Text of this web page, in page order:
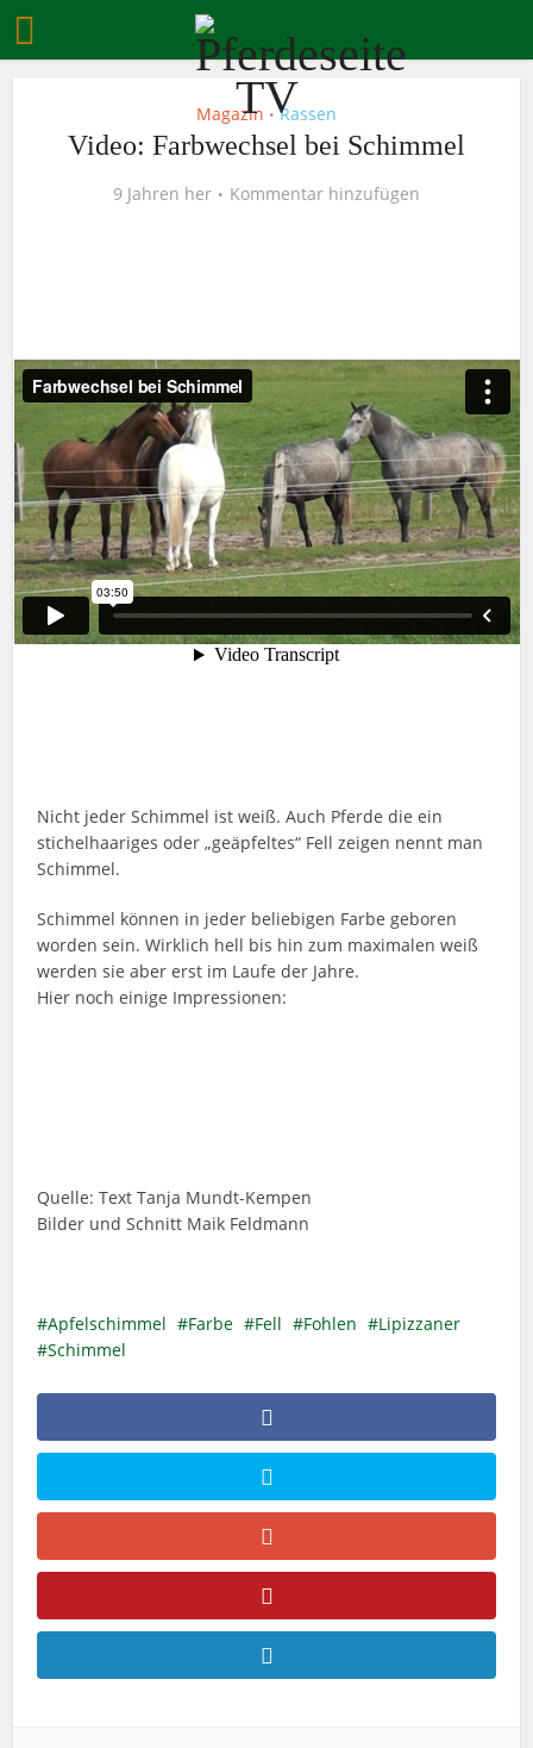
Magazin • Rassen
Video: Farbwechsel bei Schimmel
9 Jahren her Kommentar hinzufügen
Nicht jeder Schimmel ist weiß. Auch Pferde die ein
stichelhaariges oder „geäpfeltes“ Fell zeigen nennt man
Schimmel.
Schimmel können in jeder beliebigen Farbe geboren
worden sein. Wirklich hell bis hin zum maximalen weiß
werden sie aber erst im Laufe der Jahre.
Hier noch einige Impressionen:
Quelle: Text Tanja Mundt-Kempen
Bilder und Schnitt Maik Feldmann
Apfelschimmel Farbe Fell Fohlen
Lipizzaner
Schimmel